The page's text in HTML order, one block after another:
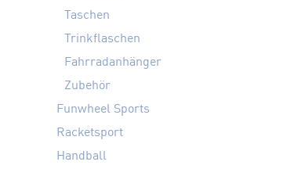
Taschen
Trinkflaschen
Fahrradanhänger
Zubehör
Funwheel Sports
Racketsport
Handball